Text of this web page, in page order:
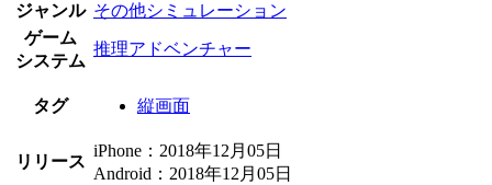
ジャンル その他シミュレーション
ゲーム
システム
推理アドベンチャー
タグ 縦画面
リリース
iPhone：2018年12月05日
Android：2018年12月05日